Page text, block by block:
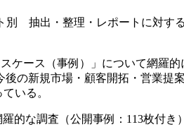
別 抽出・整理・レポートに対す
ケース（事例）」について網羅
の新規市場・顧客開拓・営業提
いる。
的な調査（公開事例：113枚付き